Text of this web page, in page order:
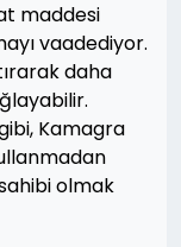
maddesi
vaadediyor.
daha
Kamagra
olmak